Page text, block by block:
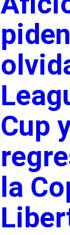
piden
Cup
la